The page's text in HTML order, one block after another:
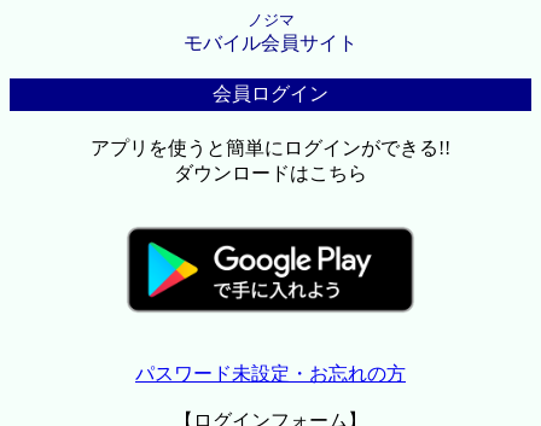
ノジマ
モバイル会員サイト
会員ログイン
アプリを使うと簡単にログインができる!!
ダウンロードはこちら
パスワード未設定・お忘れの方
【ログインフォーム】